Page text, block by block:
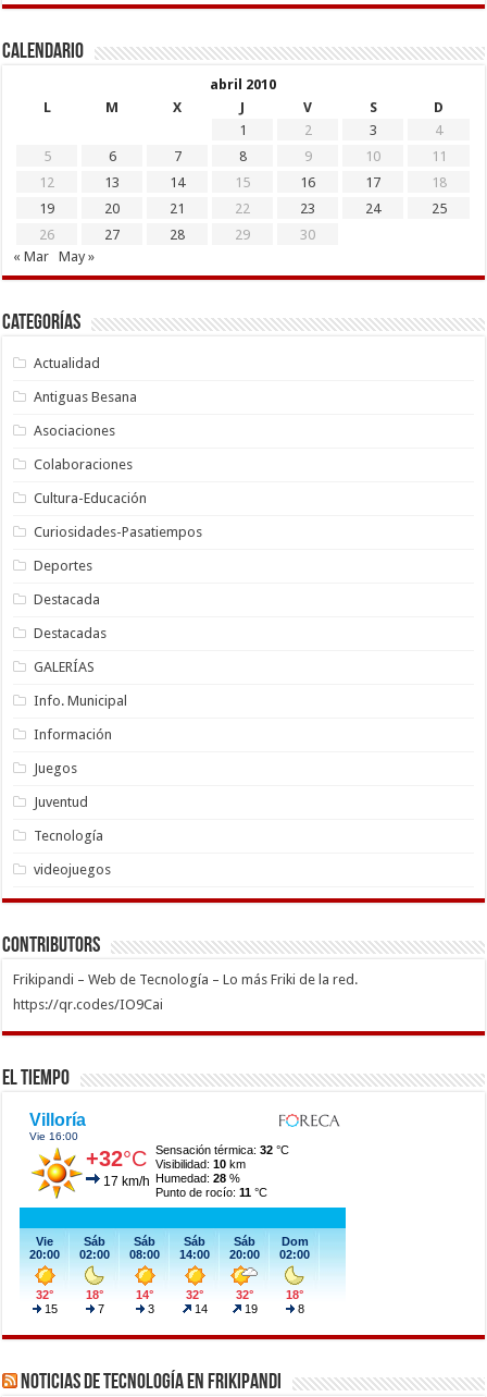
Calendario
abril 2010
L
M X J V S
D
1
2 3
4
5
6 7 8 9 10
11
12
13 14 15 16 17
18
19
20 21 22 23 24
25
26
27 28 29
30
« Mar
May »
Categorías
Actualidad
Antiguas Besana
Asociaciones
Colaboraciones
Cultura-Educación
Curiosidades-Pasatiempos
Deportes
Destacada
Destacadas
GALERÍAS
Info. Municipal
Información
Juegos
Juventud
Tecnología
videojuegos
Contributors
Frikipandi – Web de Tecnología – Lo más Friki de la red.
https://qr.codes/IO9Cai
El Tiempo
Noticias de Tecnología en Frikipandi